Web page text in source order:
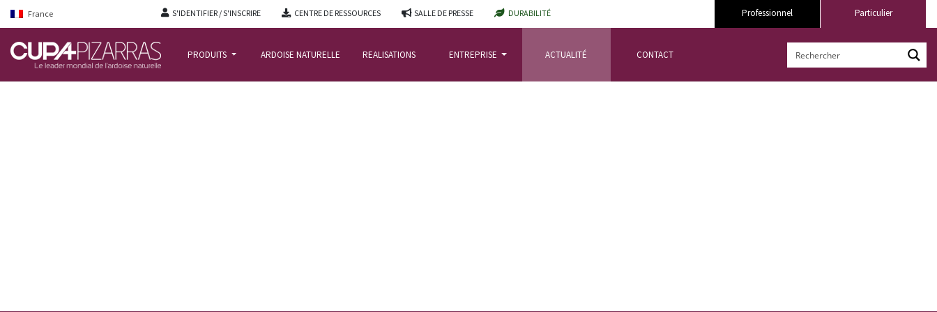
France S'IDENTIFIER / S'INSCRIRE CENTRE DE RESSOURCES SALLE DE PRESSE DURABILITÉ Particulier
Professionnel
PRODUITS ARDOISE NATURELLE REALISATIONS ENTREPRISE ACTUALITÉ CONTACT